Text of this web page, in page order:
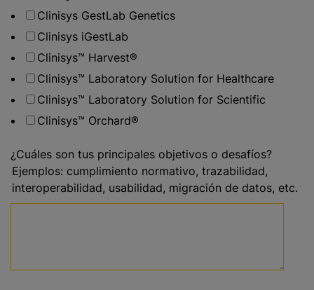
Clinisys GestLab Genetics
Clinisys iGestLab
Clinisys™ Harvest®
Clinisys™ Laboratory Solution for Healthcare
Clinisys™ Laboratory Solution for Scientific
Clinisys™ Orchard®
¿Cuáles son tus principales objetivos o desafíos?
Ejemplos: cumplimiento normativo, trazabilidad,
interoperabilidad, usabilidad, migración de datos, etc.